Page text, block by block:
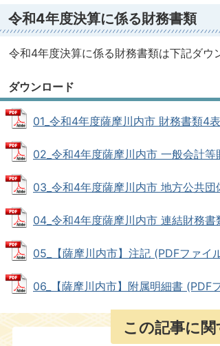
令和4年度決算に係る財務書類
令和4年度決算に係る財務書類は下記ダウ
ダウンロード
01_令和4年度薩摩川内市 財務書類4
02_令和4年度薩摩川内市 一般会計
03_令和4年度薩摩川内市 地方公共団
04_令和4年度薩摩川内市 連結財務
05_【薩摩川内市】注記 (PDFファイ
06_【薩摩川内市】附属明細書 (PDF
この記事に